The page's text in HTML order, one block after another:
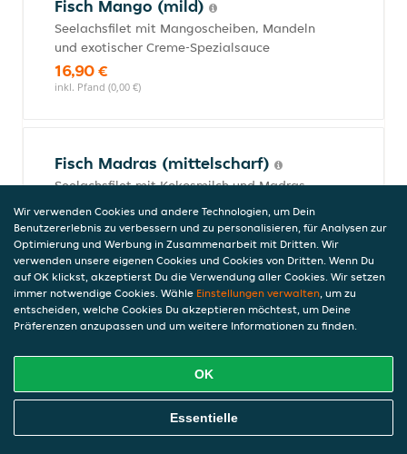
Fisch Mango (mild)
Seelachsfilet mit Mangoscheiben, Mandeln
und exotischer Creme-Spezialsauce
16,90 €
inkl. Pfand (0,00 €)
Fisch Madras (mittelscharf)
Seelachsfilet mit Kokosmilch und Madras-
Currysauce
16,90 €
inkl. Pfand (0,00 €)
Fisch Tikka Masala
Ingwer, Knoblauch, Koriander und
verschiedenen Gewürzen
17,00 €
Online Essen Bestellen
Wir verwenden Cookies und andere Technologien, um Dein
Benutzererlebnis zu verbessern und zu personalisieren, für Analysen zur
Optimierung und Werbung in Zusammenarbeit mit Dritten. Wir
verwenden unsere eigenen Cookies und Cookies von Dritten. Wenn Du
auf OK klickst, akzeptierst Du die Verwendung aller Cookies. Wir setzen
immer notwendige Cookies. Wähle Einstellungen verwalten, um zu
entscheiden, welche Cookies Du akzeptieren möchtest, um Deine
Präferenzen anzupassen und um weitere Informationen zu finden.
OK
Essentielle